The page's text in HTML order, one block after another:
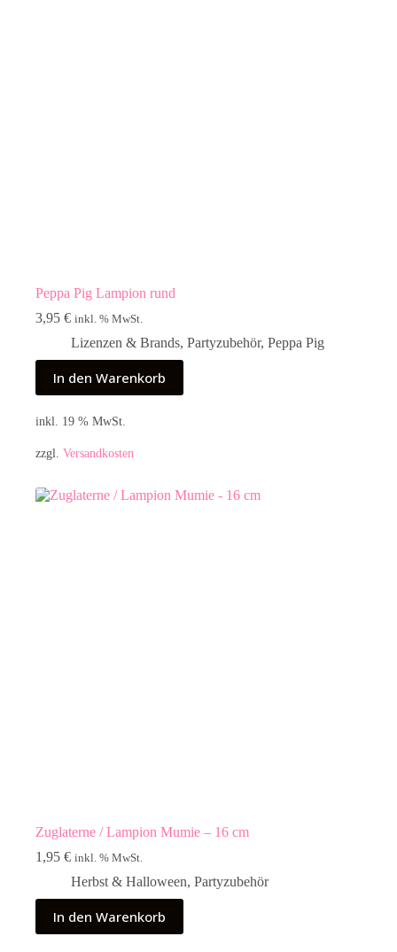
Peppa Pig Lampion rund
3,95 € inkl. % MwSt.
Lizenzen & Brands, Partyzubehör, Peppa Pig
In den Warenkorb
inkl. 19 % MwSt.
zzgl. Versandkosten
Zuglaterne / Lampion Mumie – 16 cm
1,95 € inkl. % MwSt.
Herbst & Halloween, Partyzubehör
In den Warenkorb